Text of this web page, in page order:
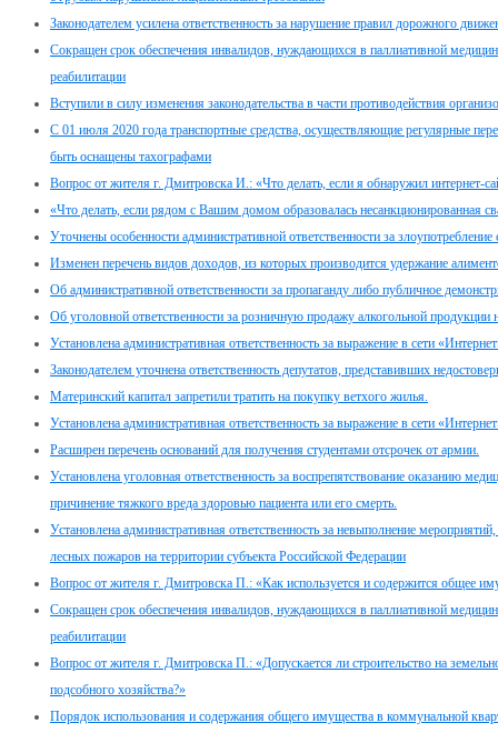
Законодателем усилена ответственность за нарушение правил дорожного
Сокращен срок обеспечения инвалидов, нуждающихся в паллиативной
реабилитации
Вступили в силу изменения законодательства в части противодействия
С 01 июля 2020 года транспортные средства, осуществляющие регулярные
быть оснащены тахографами
Вопрос от жителя г. Дмитровска И.: «Что делать, если я обнаружил интернет-
«Что делать, если рядом с Вашим домом образовалась несанкционированная
Уточнены особенности административной ответственности за
Изменен перечень видов доходов, из которых производится удержание
Об административной ответственности за пропаганду либо публичное
Об уголовной ответственности за розничную продажу алкогольной продукции
Установлена административная ответственность за выражение в сети
Законодателем уточнена ответственность депутатов, представивших
Материнский капитал запретили тратить на покупку ветхого жилья.
Установлена административная ответственность за выражение в сети
Расширен перечень оснований для получения студентами отсрочек от армии.
Установлена уголовная ответственность за воспрепятствование оказанию
причинение тяжкого вреда здоровью пациента или его смерть.
Установлена административная ответственность за невыполнение
лесных пожаров на территории субъекта Российской Федерации
Вопрос от жителя г. Дмитровска П.: «Как используется и содержится общее
Сокращен срок обеспечения инвалидов, нуждающихся в паллиативной
реабилитации
Вопрос от жителя г. Дмитровска П.: «Допускается ли строительство на
подсобного хозяйства?»
Порядок использования и содержания общего имущества в коммунальной